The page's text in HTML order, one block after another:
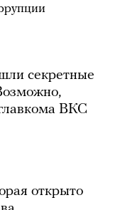
секретные
ВКС
открыто